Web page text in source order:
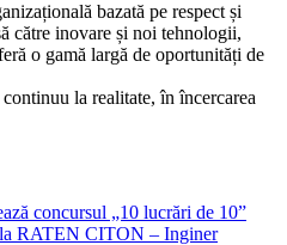
bazată pe respect și
către inovare și noi tehnologii,
o gamă largă de oportunități de
la realitate, în încercarea
concursul „10 lucrări de 10”
RATEN CITON – Inginer